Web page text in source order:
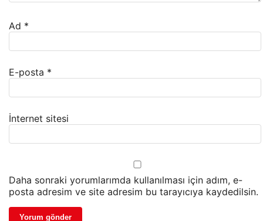
Ad *
E-posta *
İnternet sitesi
Daha sonraki yorumlarımda kullanılması için adım, e-
posta adresim ve site adresim bu tarayıcıya kaydedilsin.